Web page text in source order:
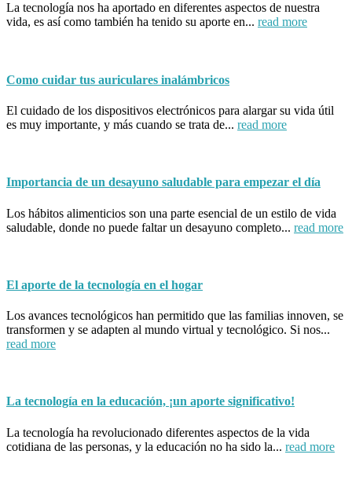
La tecnología nos ha aportado en diferentes aspectos de nuestra
vida, es así como también ha tenido su aporte en... read more
Como cuidar tus auriculares inalámbricos
El cuidado de los dispositivos electrónicos para alargar su vida útil
es muy importante, y más cuando se trata de... read more
Importancia de un desayuno saludable para empezar el día
Los hábitos alimenticios son una parte esencial de un estilo de vida
saludable, donde no puede faltar un desayuno completo... read more
El aporte de la tecnología en el hogar
Los avances tecnológicos han permitido que las familias innoven, se
transformen y se adapten al mundo virtual y tecnológico. Si nos...
read more
La tecnología en la educación, ¡un aporte significativo!
La tecnología ha revolucionado diferentes aspectos de la vida
cotidiana de las personas, y la educación no ha sido la... read more